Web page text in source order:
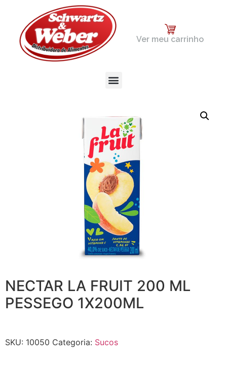
Ver meu carrinho
NECTAR LA FRUIT 200 ML
PESSEGO 1X200ML
SKU: 10050 Categoria: Sucos